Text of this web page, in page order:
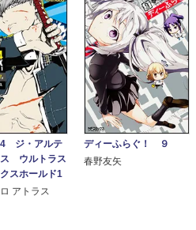
4 ジ・アルテ
ス ウルトラス
スホールド1
アトラス
ディーふらぐ！ ９
春野友矢